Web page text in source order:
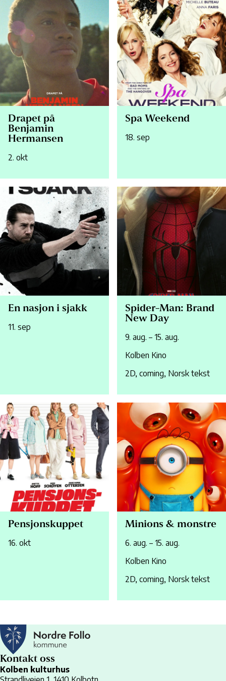
Drapet på
Benjamin
Hermansen
2. okt
Spa Weekend
18. sep
En nasjon i sjakk
11. sep
Spider-Man: Brand
New Day
9. aug. – 15. aug.
Kolben Kino
2D, coming, Norsk tekst
Pensjonskuppet
16. okt
Minions & monstre
6. aug. – 15. aug.
Kolben Kino
2D, coming, Norsk tekst
Kontakt oss
Kolben kulturhus